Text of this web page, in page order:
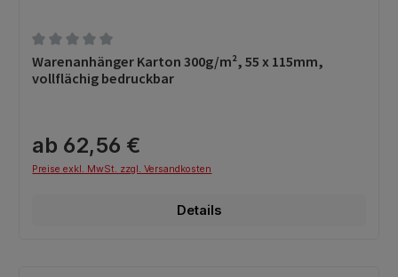
Durchschnittliche Bewertung von 0 von 5 Sternen
Warenanhänger Karton 300g/m², 55 x 115mm,
vollflächig bedruckbar
ab 62,56 €
Preise exkl. MwSt. zzgl. Versandkosten
Details